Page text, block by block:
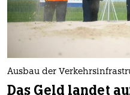
nord
wahrheit
verlag
Ausbau der
Das Geld landet